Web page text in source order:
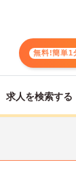
無料!簡単1
求人を検索する